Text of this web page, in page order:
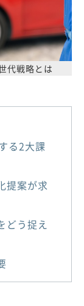
代戦略とは
る2大課
提案が求
どう捉え